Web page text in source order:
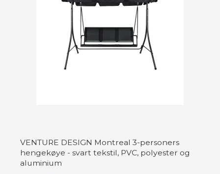
VENTURE DESIGN Montreal 3-personers
hengekøye - svart tekstil, PVC, polyester og
aluminium